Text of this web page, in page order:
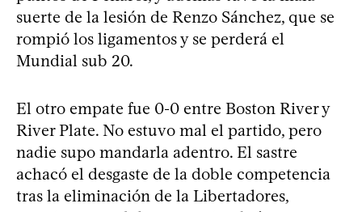
suerte de la lesión de Renzo Sánchez, que se
rompió los ligamentos y se perderá el
Mundial sub 20.
El otro empate fue 0-0 entre Boston River y
River Plate. No estuvo mal el partido, pero
nadie supo mandarla adentro. El sastre
achacó el desgaste de la doble competencia
tras la eliminación de la Libertadores,